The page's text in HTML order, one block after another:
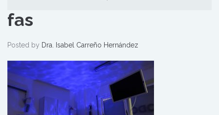
fas
Posted by Dra. Isabel Carreño Hernández